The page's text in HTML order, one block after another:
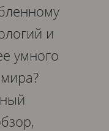
и
умного